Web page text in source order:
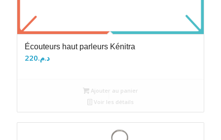
Écouteurs haut parleurs Kénitra
د.م.220
Ajouter au panier
Voir les détails